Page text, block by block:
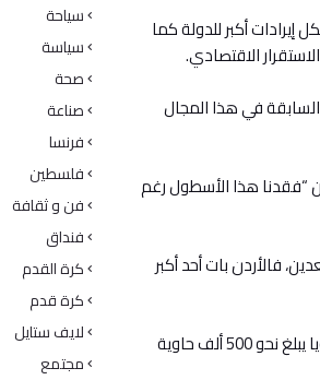
أكبر للدولة كما
الاقتصادي.
السابقة في هذا المجال
“فقدنا هذا الأسطول رغم
فالأردن بات أحد أكبر
وتشير بيانات شركة العقبة لإدارة وتشغيل الموانئ إلى أن عدد الحاويات التي ترد إلى الأردن سنويا يبلغ نحو 500 ألف حاوية
سياحة
سياسة
صحة
صناعة
فرنسا
فلسطين
فن و ثقافة
فنداق
كرة القدم
كرة قدم
لايف ستايل
مجتمع